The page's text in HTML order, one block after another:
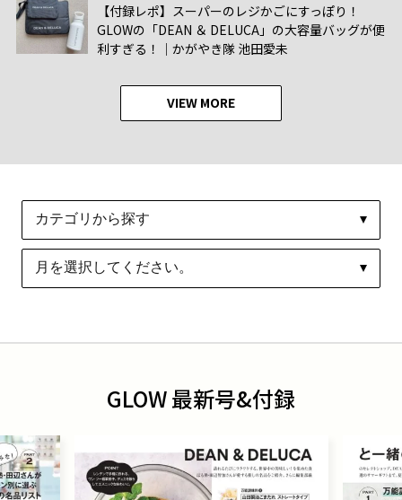
【付録レポ】スーパーのレジかごにすっぽり！
GLOWの「DEAN ＆ DELUCA」の大容量バッグが便
利すぎる！│かがやき隊 池田愛未
VIEW MORE
GLOW 最新号&付録